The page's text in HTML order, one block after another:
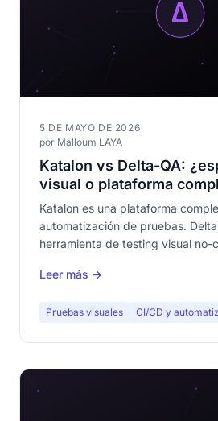
5 DE MAYO DE 2026
por Malloum LAYA
Katalon vs Delta-QA:
visual o plataforma
Katalon es una plataforma
automatización de pruebas.
herramienta de testing visual no-
Leer más →
Pruebas visuales CI/CD y